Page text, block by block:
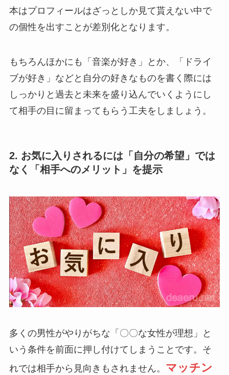
本はプロフィールはざっとしか見て貰えない中で
の個性を出すことが差別化となります。
もちろんほかにも「音楽が好き」とか、「ドライ
ブが好き」などと自分の好きなものを書く際には
しっかりと過去と未来を盛り込んでいくようにし
て相手の目に留まってもらう工夫をしましょう。
2. お気に入りされるには「自分の希望」では
なく「相手へのメリット」を提示
多くの男性がやりがちな「〇〇な女性が理想」と
いう条件を前面に押し付けてしまうことです。そ
れでは相手から見向きもされません。 マッチン